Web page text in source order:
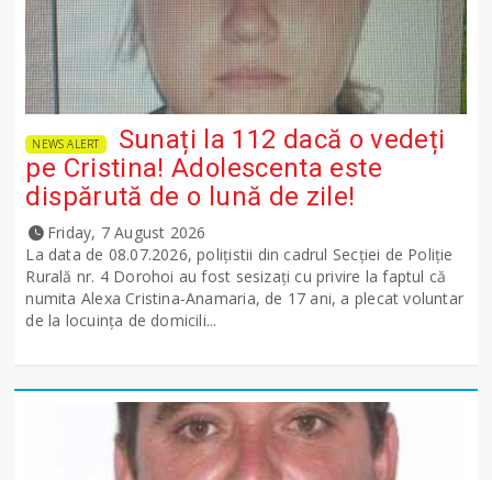
NEWS ALERT
Sunați la 112 dacă o vedeți
pe Cristina! Adolescenta este
dispărută de o lună de zile!
Friday, 7 August 2026
La data de 08.07.2026, polițistii din cadrul Secției de Poliție
Rurală nr. 4 Dorohoi au fost sesizați cu privire la faptul că
numita Alexa Cristina-Anamaria, de 17 ani, a plecat voluntar
de la locuința de domicili...